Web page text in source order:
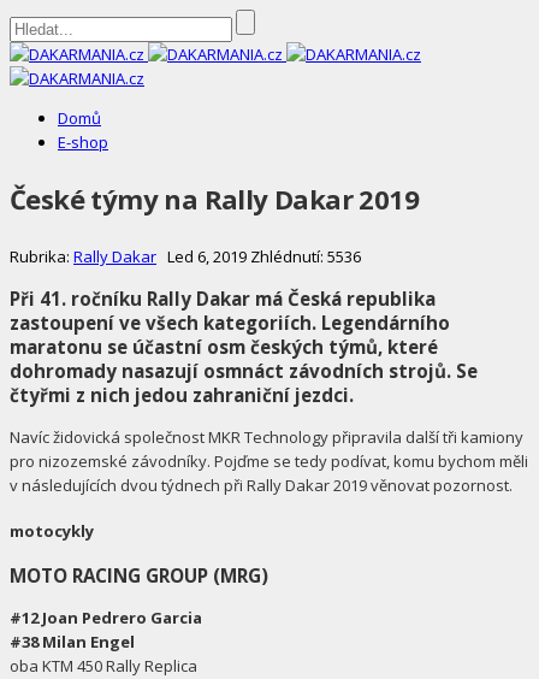
Domů
E-shop
České týmy na Rally Dakar 2019
Rubrika: Rally Dakar Led 6, 2019 Zhlédnutí: 5536
Při 41. ročníku Rally Dakar má Česká republika
zastoupení ve všech kategoriích. Legendárního
maratonu se účastní osm českých týmů, které
dohromady nasazují osmnáct závodních strojů. Se
čtyřmi z nich jedou zahraniční jezdci.
Navíc židovická společnost MKR Technology připravila další tři kamiony
pro nizozemské závodníky. Pojďme se tedy podívat, komu bychom měli
v následujících dvou týdnech při Rally Dakar 2019 věnovat pozornost.
motocykly
MOTO RACING GROUP (MRG)
#12 Joan Pedrero Garcia
#38 Milan Engel
oba KTM 450 Rally Replica